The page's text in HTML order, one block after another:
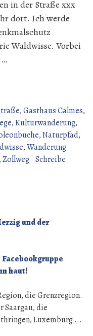
in der Straße xxx
dort. Ich werde
Waldwisse. Vorbei
…
,Gasthaus Calmes,
,Kulturwanderung,
,Naturpfad,
,Wanderung
,Zollweg Schreibe
und der
haut!
die Grenzregion.
Saargau, die
Luxemburg ...